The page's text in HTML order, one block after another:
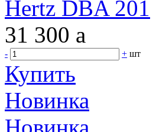
Hertz DBA 201
31 300 a
- + шт
Купить
Новинка
Новинка